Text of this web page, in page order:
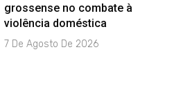
grossense no combate à
violência doméstica
7 De Agosto De 2026